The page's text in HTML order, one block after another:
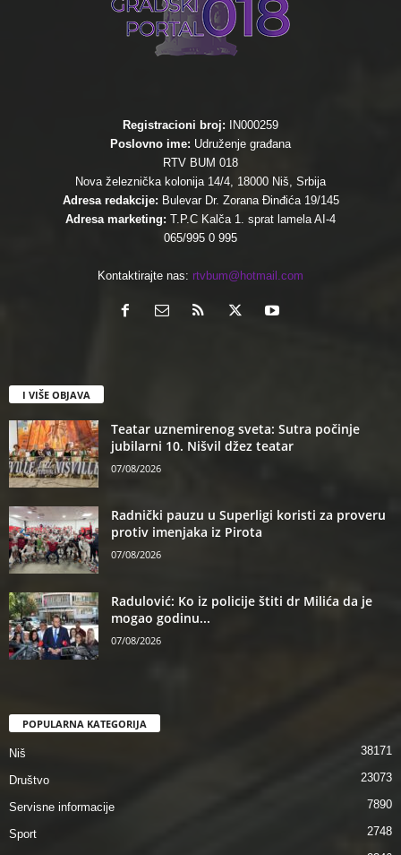
Registracioni broj:
IN000259
Poslovno ime: Udruženje građana
RTV BUM 018
Nova železnička kolonija 14/4, 18000 Niš, Srbija
Adresa redakcije: Bulevar Dr. Zorana Đinđića 19/145
Adresa marketing: T.P.C Kalča 1. sprat lamela AI-4
065/995 0 995
Kontaktirajte nas: rtvbum@hotmail.com
I VIŠE OBJAVA
Teatar uznemirenog sveta: Sutra počinje
jubilarni 10. Nišvil džez teatar
07/08/2026
Radnički pauzu u Superligi koristi za proveru
protiv imenjaka iz Pirota
07/08/2026
Radulović: Ko iz policije štiti dr Milića da je
mogao godinu...
07/08/2026
POPULARNA KATEGORIJA
Niš 38171
Društvo 23073
Servisne informacije 7890
Sport 2748